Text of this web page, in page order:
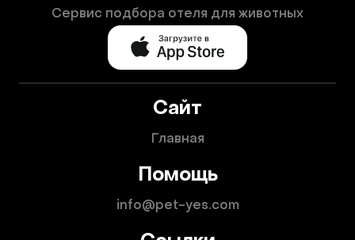
Сервис подбора отеля для животных
Сайт
Главная
Помощь
info@pet-yes.com